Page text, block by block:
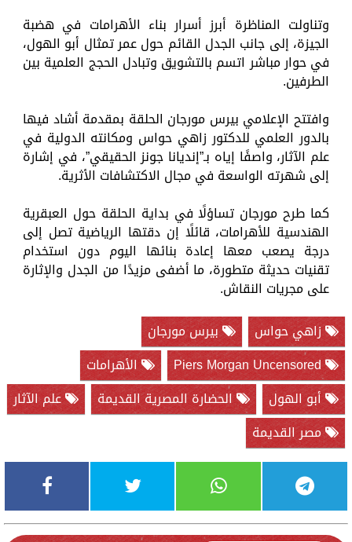
وتناولت المناظرة أبرز أسرار بناء الأهرامات في هضبة
الجيزة، إلى جانب الجدل القائم حول عمر تمثال أبو الهول،
في حوار مباشر اتسم بالتشويق وتبادل الحجج العلمية بين
الطرفين.
وافتتح الإعلامي بيرس مورجان الحلقة بمقدمة أشاد فيها
بالدور العلمي للدكتور زاهي حواس ومكانته الدولية في
علم الآثار، واصفًا إياه بـ”إنديانا جونز الحقيقي”، في إشارة
إلى شهرته الواسعة في مجال الاكتشافات الأثرية.
كما طرح مورجان تساؤلًا في بداية الحلقة حول العبقرية
الهندسية للأهرامات، قائلًا إن دقتها الرياضية تصل إلى
درجة يصعب معها إعادة بنائها اليوم دون استخدام
تقنيات حديثة متطورة، ما أضفى مزيدًا من الجدل والإثارة
على مجريات النقاش.
زاهي حواس
بيرس مورجان
Piers Morgan Uncensored
الأهرامات
أبو الهول
الحضارة المصرية القديمة
علم الآثار
مصر القديمة